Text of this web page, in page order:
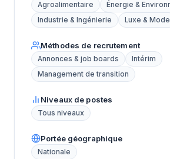
Agroalimentaire
Énergie &
Industrie & Ingénierie
Luxe & Mode
Méthodes de recrutement
Annonces & job boards
Intérim
Management de transition
Niveaux de postes
Tous niveaux
Portée géographique
Nationale